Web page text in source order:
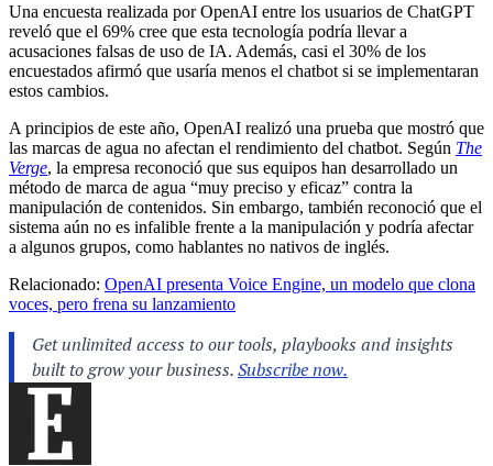
Una encuesta realizada por OpenAI entre los usuarios de ChatGPT
reveló que el 69% cree que esta tecnología podría llevar a
acusaciones falsas de uso de IA. Además, casi el 30% de los
encuestados afirmó que usaría menos el chatbot si se implementaran
estos cambios.
A principios de este año, OpenAI realizó una prueba que mostró que
las marcas de agua no afectan el rendimiento del chatbot. Según The
Verge, la empresa reconoció que sus equipos han desarrollado un
método de marca de agua “muy preciso y eficaz” contra la
manipulación de contenidos. Sin embargo, también reconoció que el
sistema aún no es infalible frente a la manipulación y podría afectar
a algunos grupos, como hablantes no nativos de inglés.
Relacionado: OpenAI presenta Voice Engine, un modelo que clona
voces, pero frena su lanzamiento